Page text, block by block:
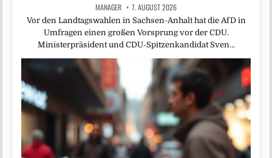
MANAGER 7. AUGUST 2026
Vor den Landtagswahlen in Sachsen-Anhalt hat die AfD in
Umfragen einen großen Vorsprung vor der CDU.
Ministerpräsident und CDU-Spitzenkandidat Sven…